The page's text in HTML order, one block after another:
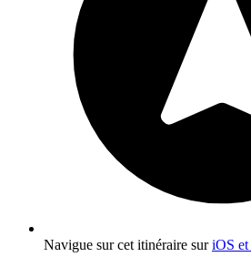
Navigue sur cet itinéraire suriOS